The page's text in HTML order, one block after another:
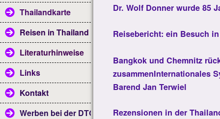
Thailandkarte
Reisen in Thailand
Literaturhinweise
Links
Kontakt
Werben bei der DTG
Dr. Wolf Donner wurde 85
Reisebericht: ein Besuch
Bangkok und Chemnitz
zusammenInternationales
Barend Jan Terwiel
Rezensionen in der